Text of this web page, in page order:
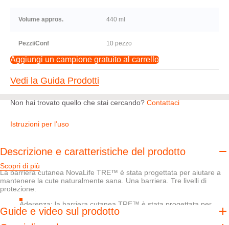
Volume appros. 440 ml
Pezzi/Conf 10 pezzo
Aggiungi un campione gratuito al carrello
Vedi la Guida Prodotti
Non hai trovato quello che stai cercando? Contattaci
Istruzioni per l’uso
Descrizione e caratteristiche del prodotto
La barriera cutanea NovaLife TRE™ è stata progettata per aiutare a
mantenere la cute naturalmente sana. Una barriera. Tre livelli di
protezione:
Aderenza: la barriera cutanea TRE™ è stata progettata per
offrire una tenuta sicura e flessibile e quindi aiutare a proteggere
Scopri di più
Guide e video sul prodotto